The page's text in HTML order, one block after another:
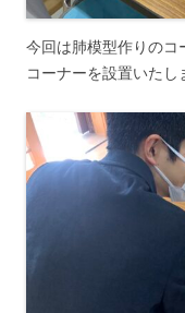
今回は肺模型作りの
コーナーを設置いたし